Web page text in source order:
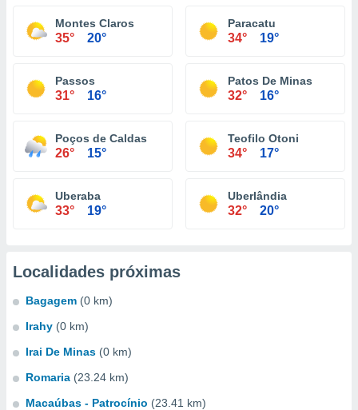
Montes Claros
35° 20°
Paracatu
34° 19°
Passos
31° 16°
Patos De Minas
32° 16°
Poços de Caldas
26° 15°
Teofilo Otoni
34° 17°
Uberaba
33° 19°
Uberlândia
32° 20°
Localidades próximas
Bagagem (0 km)
Irahy (0 km)
Irai De Minas (0 km)
Romaria (23.24 km)
Macaúbas - Patrocínio (23.41 km)